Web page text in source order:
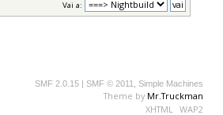
Vai a:
SMF 2.0.15 SMF © 2011 Simple Machines
Theme by Mr.Truckman
XHTML WAP2